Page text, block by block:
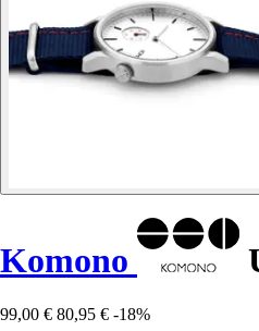
Komono
99,00 € 80,95 € -18%